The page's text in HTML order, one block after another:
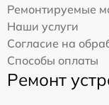
Ремонтируемые
Наши услуги
Согласие на
Способы оплаты
Ремонт